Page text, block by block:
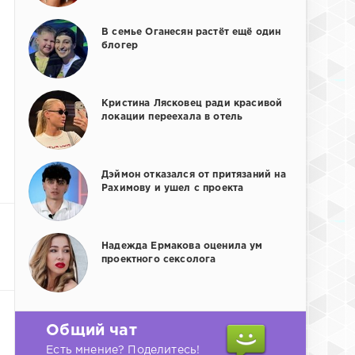
В семье Оганесян растёт ещё один
блогер
Кристина Лясковец ради красивой
локации переехала в отель
Дэймон отказался от притязаний на
Рахимову и ушел с проекта
Надежда Ермакова оценила ум
проектного сексолога
Общий чат
Есть мнение? Поделитесь!